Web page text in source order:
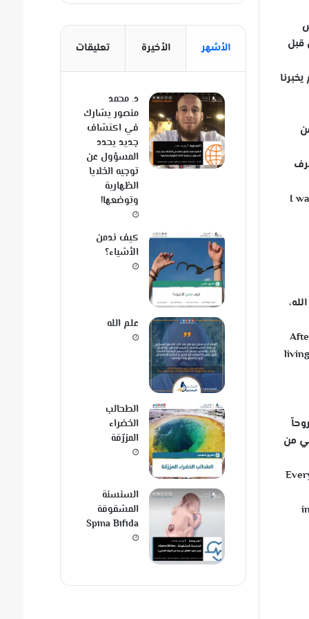
قبل
I
من
الأشهر الأخيرة تعليقات
د. محمد
منصور يشارك
في اكتشاف
جديد يحدد
المسؤول عن
توجيه الخلايا
الظهارية
وتوضعها!
كيف ندمن
الأشياء؟
علم الله
الطحالب
الخضراء
المزرّقة
السنسنة
المشقوقة
Spina Bifida